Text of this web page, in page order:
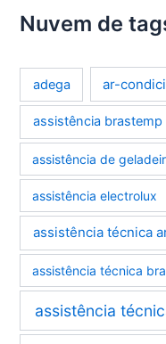
Nuvem de
adega ar-
assistência brastemp
assistência de
assistência electrolux
assistência técnica
assistência técnica
assistência